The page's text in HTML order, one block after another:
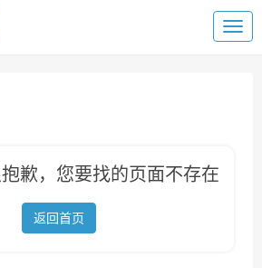
歉，您要找的页面不存在
返回首页